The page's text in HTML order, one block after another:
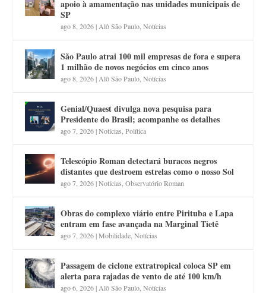
apoio à amamentação nas unidades municipais de
SP
ago 8, 2026| Alô São Paulo ,Notícias
São Paulo atrai 100 mil empresas de fora e supera
1 milhão de novos negócios em cinco anos
ago 8, 2026| Alô São Paulo ,Notícias
Genial/Quaest divulga nova pesquisa para
Presidente do Brasil; acompanhe os detalhes
ago 7, 2026|Notícias ,Política
Telescópio Roman detectará buracos negros
distantes que destroem estrelas como o nosso Sol
ago 7, 2026|Notícias ,Observatório Roman
Obras do complexo viário entre Pirituba e Lapa
entram em fase avançada na Marginal Tietê
ago 7, 2026|Mobilidade ,Notícias
Passagem de ciclone extratropical coloca SP em
alerta para rajadas de vento de até 100 km/h
ago 6, 2026| Alô São Paulo ,Notícias